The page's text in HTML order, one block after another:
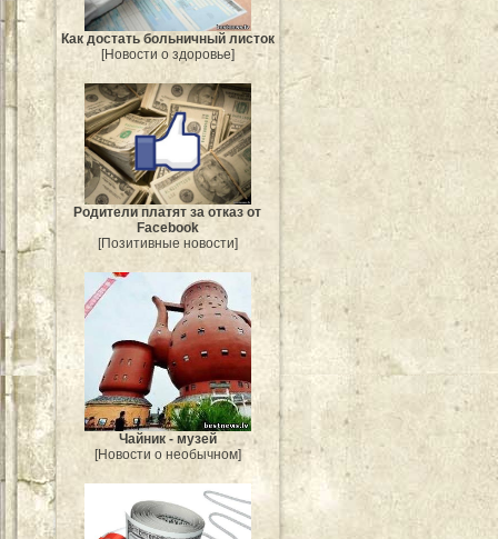
Как достать больничный листок
[Новости о здоровье]
Родители платят за отказ от
Facebook
[Позитивные новости]
Чайник - музей
[Новости о необычном]